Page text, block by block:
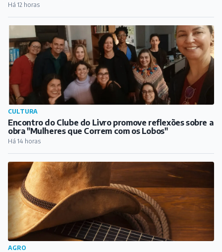
Há 12 horas
CULTURA
Encontro do Clube do Livro promove reflexões sobre a
obra "Mulheres que Correm com os Lobos"
Há 14 horas
AGRO